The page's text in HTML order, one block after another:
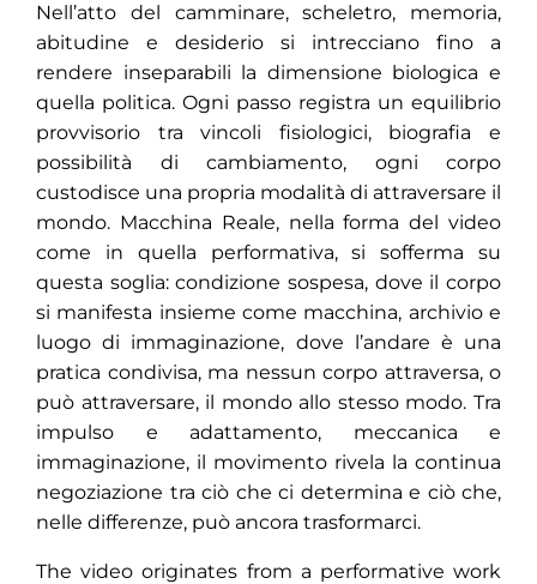
Nell’atto del camminare, scheletro, memoria,
abitudine e desiderio si intrecciano fino a
rendere inseparabili la dimensione biologica e
quella politica. Ogni passo registra un equilibrio
provvisorio tra vincoli fisiologici, biografia e
possibilità di cambiamento, ogni corpo
custodisce una propria modalità di attraversare il
mondo. Macchina Reale, nella forma del video
come in quella performativa, si sofferma su
questa soglia: condizione sospesa, dove il corpo
si manifesta insieme come macchina, archivio e
luogo di immaginazione, dove l’andare è una
pratica condivisa, ma nessun corpo attraversa, o
può attraversare, il mondo allo stesso modo. Tra
impulso e adattamento, meccanica e
immaginazione, il movimento rivela la continua
negoziazione tra ciò che ci determina e ciò che,
nelle differenze, può ancora trasformarci.
The video originates from a performative work